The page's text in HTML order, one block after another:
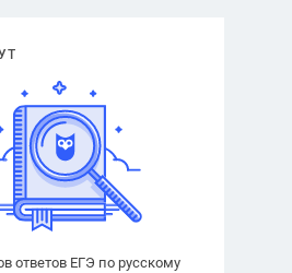
ответов ЕГЭ по русскому